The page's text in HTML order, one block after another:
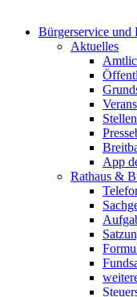
Bürgerservice und
Aktuelles
App
Rathaus &